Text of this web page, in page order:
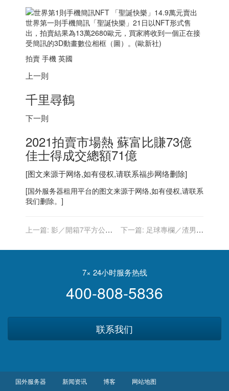
世界第一則手機簡訊「聖誕快樂」21日以NFT形式售
出，拍賣結果為13萬2680歐元，買家將收到一個正在接
受簡訊的3D動畫數位相框（圖）。(歐新社)
拍賣 手機 英國
上一則
千里尋鶴
下一則
2021拍賣市場熱 蘇富比賺73億
佳士得成交總額71億
[图文来源于网络,如有侵权,请联系福步网络删除]
[国外服务器租用平台的图文来源于网络,如有侵权,请联系
我们删除。]
上一篇: 影／開箱7平方公尺
在1600元
下一篇: 足球專欄／渣男滿
7× 24小时服务热线
400-808-5836
联系我们
国外服务器 新闻资讯 博客 网站地图